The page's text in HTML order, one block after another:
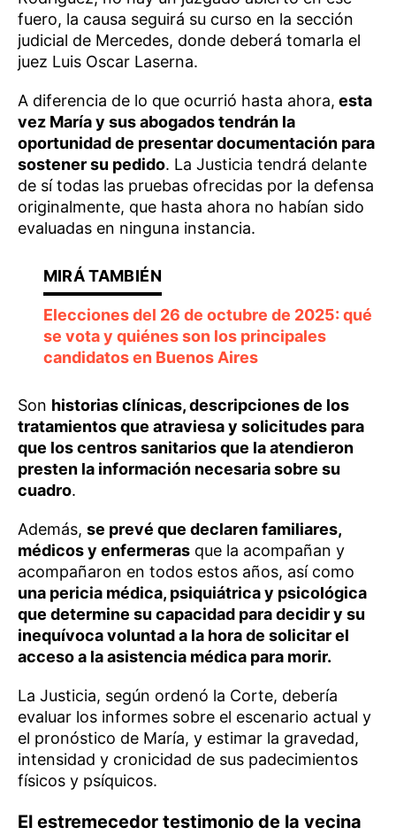
fuero, la causa seguirá su curso en la sección
judicial de Mercedes, donde deberá tomarla el
juez Luis Oscar Laserna.
A diferencia de lo que ocurrió hasta ahora, esta
vez María y sus abogados tendrán la
oportunidad de presentar documentación para
sostener su pedido. La Justicia tendrá delante
de sí todas las pruebas ofrecidas por la defensa
originalmente, que hasta ahora no habían sido
evaluadas en ninguna instancia.
Elecciones del 26 de octubre de 2025: qué
se vota y quiénes son los principales
candidatos en Buenos Aires
Son historias clínicas, descripciones de los
tratamientos que atraviesa y solicitudes para
que los centros sanitarios que la atendieron
presten la información necesaria sobre su
cuadro.
Además, se prevé que declaren familiares,
médicos y enfermeras que la acompañan y
acompañaron en todos estos años, así como
una pericia médica, psiquiátrica y psicológica
que determine su capacidad para decidir y su
inequívoca voluntad a la hora de solicitar el
acceso a la asistencia médica para morir.
La Justicia, según ordenó la Corte, debería
evaluar los informes sobre el escenario actual y
el pronóstico de María, y estimar la gravedad,
intensidad y cronicidad de sus padecimientos
físicos y psíquicos.
El estremecedor testimonio de la vecina